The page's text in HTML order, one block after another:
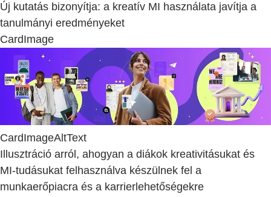
Új kutatás bizonyítja: a kreatív MI használata javítja a
tanulmányi eredményeket
CardImage
CardImageAltText
Illusztráció arról, ahogyan a diákok kreativitásukat és
MI-tudásukat felhasználva készülnek fel a
munkaerőpiacra és a karrierlehetőségekre